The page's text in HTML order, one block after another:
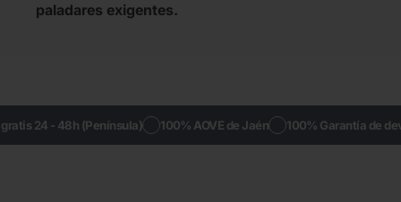
paladares exigentes.
24 - 48h (Península) 100% AOVE de Jaén 100% Garantía de